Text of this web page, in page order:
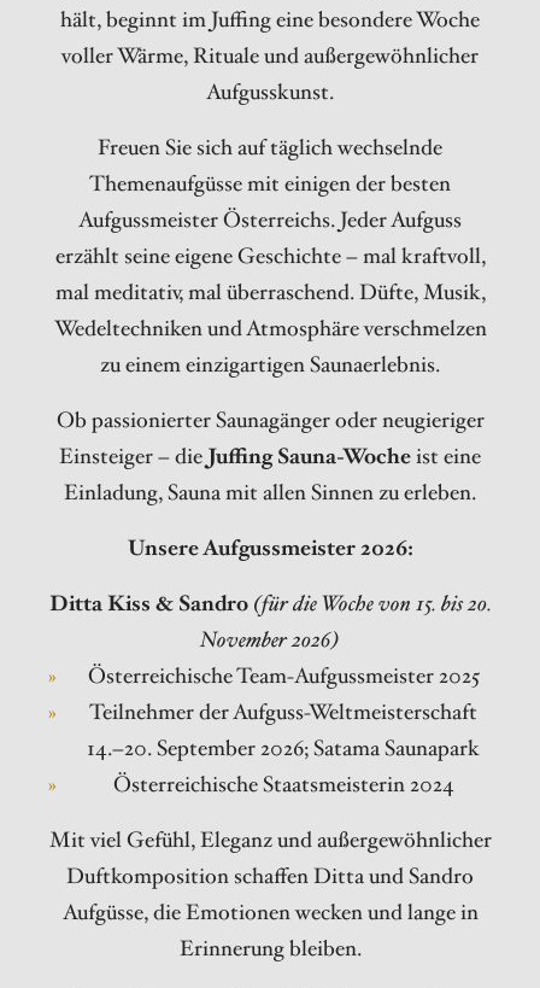
hält, beginnt im Juffing eine besondere Woche
voller Wärme, Rituale und außergewöhnlicher
Aufgusskunst.
Freuen Sie sich auf täglich wechselnde
Themenaufgüsse mit einigen der besten
Aufgussmeister Österreichs. Jeder Aufguss
erzählt seine eigene Geschichte – mal kraftvoll,
mal meditativ, mal überraschend. Düfte, Musik,
Wedeltechniken und Atmosphäre verschmelzen
zu einem einzigartigen Saunaerlebnis.
Ob passionierter Saunagänger oder neugieriger
Einsteiger – die Juffing Sauna-Wocheist eine
Einladung, Sauna mit allen Sinnen zu erleben.
Unsere Aufgussmeister 2026:
Ditta Kiss & Sandro(für die Woche von 15. bis 20.
November 2026)
Österreichische Team-Aufgussmeister 2025
Teilnehmer der Aufguss-Weltmeisterschaft
14.–20. September 2026; Satama Saunapark
Österreichische Staatsmeisterin 2024
Mit viel Gefühl, Eleganz und außergewöhnlicher
Duftkomposition schaffen Ditta und Sandro
Aufgüsse, die Emotionen wecken und lange in
Erinnerung bleiben.